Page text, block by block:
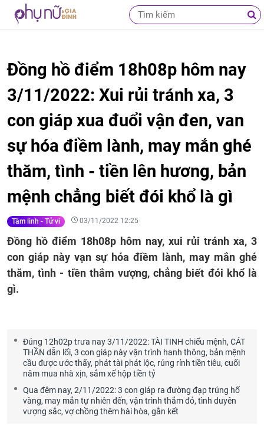
Đồng hồ điểm 18h08p hôm nay
3/11/2022: Xui rủi tránh xa, 3
con giáp xua đuổi vận đen, van
sự hóa điềm lành, may mắn ghé
thăm, tình - tiền lên hương, bản
mệnh chẳng biết đói khổ là gì
Tâm linh - Tử vi 03/11/2022 12:25
Đồng hồ điểm 18h08p hôm nay, xui rủi tránh xa, 3
con giáp này vạn sự hóa điềm lành, may mắn ghé
thăm, tình - tiền thắm vượng, chẳng biết đói khổ là
gì.
Đúng 12h02p trưa nay 3/11/2022: TÀI TINH chiếu mệnh, CÁT
THẦN dẫn lối, 3 con giáp này vận trình hanh thông, bản mệnh
cầu được ước thấy, phát tài phát lộc, rủng rỉnh tiền tiêu, cuối
năm mua nhà xịn, sắm xế hộp tiền tỷ
Qua đêm nay, 2/11/2022: 3 con giáp ra đường đạp trúng hố
vàng, may mắn tự nhiên đến, vận trình thắm đỏ, tình duyên
vượng sắc, vợ chồng thêm hài hòa, gắn kết